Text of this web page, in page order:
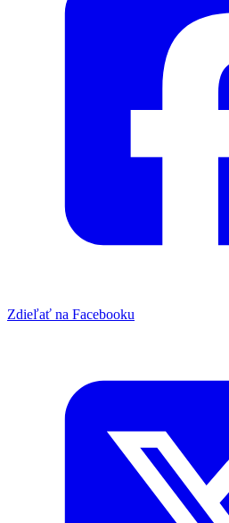
Zdieľať na Facebooku